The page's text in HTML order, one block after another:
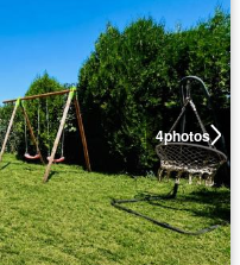
4photos